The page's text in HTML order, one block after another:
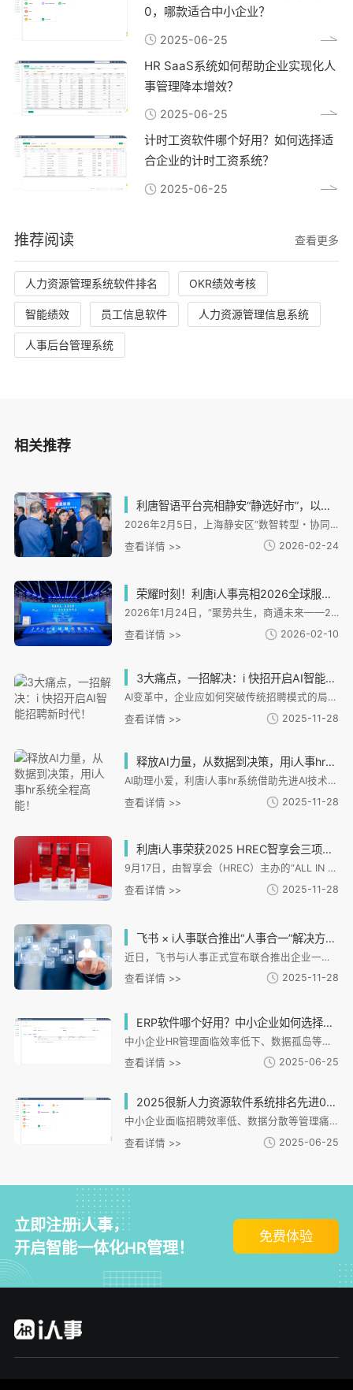
0，哪款适合中小企业？
2025-06-25
HR SaaS系统如何帮助企业实现化人
事管理降本增效？
2025-06-25
计时工资软件哪个好用？如何选择适
合企业的计时工资系统？
2025-06-25
推荐阅读 查看更多
人力资源管理系统软件排名 OKR绩效考核
智能绩效 员工信息软件 人力资源管理信息系统
人事后台管理系统
相关推荐
利唐智语平台亮相静安“静选好市”，以数据资产化能力赋能人力资源数智转型
2026年2月5日，上海静安区“数智转型・协同创新——人力资源服务业高质量发展新生态活动”迎来焦点：作为活动核心载体的“静选好市”市集正式开市，而首个聚焦企业全域对话数据资产化的协同平台——利唐科技“利唐智语” 的亮相，以其前沿的多模态解析与数据资产化能力，成为现场关注的核心。
查看详情 >>
2026-02-24
荣耀时刻！利唐i人事亮相2026全球服务商大会，获评高质量发展典型案例
2026年1月24日，“聚势共生，商通未来——2026全球服务商大会”在上海市静安区隆重举行。 本次大会由上海市发展和改革委员会与静安区人民政府联合主办，系统展示“全球服务商计划”实施 成效，并首次发布“‘一带一路’出海专业服务能力榜单”。
查看详情 >>
2026-02-10
3大痛点，一招解决：i 快招开启AI智能招聘新时代！
AI变革中，企业应如何突破传统招聘模式的局限，实现高效精准的人才获取？ 这里给大家介绍一款独立招聘AI聚合搜索工具——i快招。它就像招聘界的超级助手，凭借三大核心功能，直击招聘痛点，帮企业实现从“大海捞针”到“精准狙击”的转变。
查看详情 >>
2025-11-28
释放AI力量，从数据到决策，用i人事hr系统全程高能！
AI助理小爱，利唐i人事hr系统借助先进AI技术、大规模预训练模型和云计算能力推出的虚拟数字人
查看详情 >>
2025-11-28
利唐i人事荣获2025 HREC智享会三项大奖，技术实力获行业认可
9月17日，由智享会（HREC）主办的“ALL IN 2025人力资源服务展·上海站”正式揭晓「2025智享会人力资源供应商价值大奖」。i人事凭借领先的产品创新能力与卓越的客户实践价值，荣膺「2025 HCM系统云服务HR臻选供应商」「2025招聘管理系统HR臻选供应商」及「2025薪酬管理与核算系统HR臻选供应商」三项殊荣，进一步彰显其在中国HR SaaS领域的领先实力。
查看详情 >>
2025-11-28
飞书 × i人事联合推出“人事合一”解决方案，助力企业数字化转型
近日，飞书与i人事正式宣布联合推出企业一体化人力资源管理解决方案，标志着企业数字化转型迈入“人事合一、人企一体化”的新阶段。
查看详情 >>
2025-11-28
ERP软件哪个好用？中小企业如何选择适合的HR管理系统？
中小企业HR管理面临效率低下、数据孤岛等痛点，i人事系统提供一体化解决方案。文章从中小企业选型需求切入，分析i人事在招聘、考勤、薪酬、绩效等核心模块的适配能力，特别强调其对连锁、制造等特殊场景的支持。系统通过全流程数字化管理、数据安全防护及移动端协同，有效解决用工分散、合规风险等问题。文章还提供选型评估维度，建议企业关注适配性、模块集成度等关键指标，并通过实际案例展示i人事如何助力企业实现管理升级与数字化转型。
查看详情 >>
2025-06-25
2025很新人力资源软件系统排名先进0，哪款适合中小企业？
中小企业面临招聘效率低、数据分散等管理痛点，急需数字化HR系统。i人事HR管理系统针对连锁零售、制造等提供模块化解决方案，具备招聘、灵活考勤、自动薪酬核算等核心功能，支持多场景适配和低成本部署。其化设计能有效解决中小企业跨区域管理、数据整合等难题，通过轻量化实施和化工具提升管理效率，是企业数字化转型的理想选择。
查看详情 >>
2025-06-25
立即注册i人事，
开启智能一体化HR管理！
免费体验